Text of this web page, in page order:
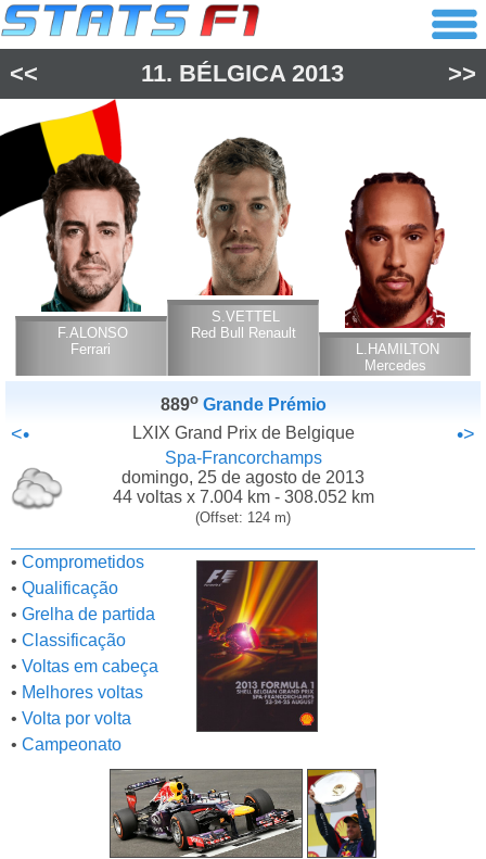
<< 11. BÉLGICA 2013 >>
F.ALONSO
Ferrari
S.VETTEL
Red Bull Renault
L.HAMILTON
Mercedes
889o Grande Prémio
<• LXIX Grand Prix de Belgique •>
Spa-Francorchamps
domingo, 25 de agosto de 2013
44 voltas x 7.004 km - 308.052 km
(Offset: 124 m)
• Comprometidos
• Qualificação
• Grelha de partida
• Classificação
• Voltas em cabeça
• Melhores voltas
• Volta por volta
• Campeonato